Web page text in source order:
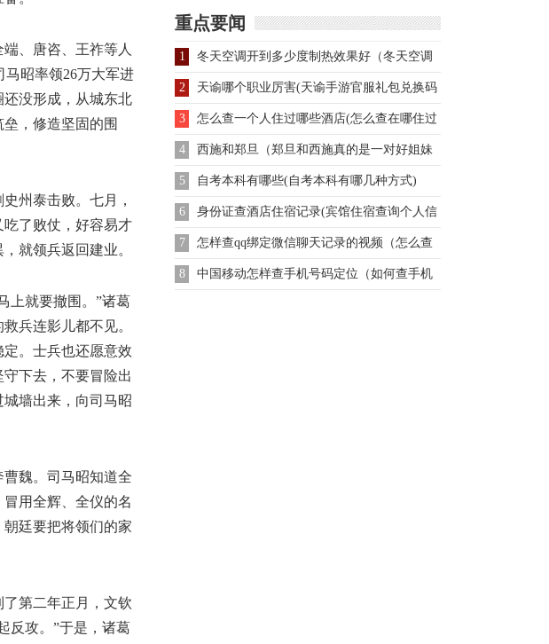
、唐咨、王祚等人
马昭率领26万大军进
没形成，从城东北
，修造坚固的围
州泰击败。七月，
了败仗，好容易才
就领兵返回建业。
上就要撤围。”诸葛
兵连影儿都不见。
。士兵也还愿意效
下去，不要冒险出
墙出来，向司马昭
魏。司马昭知道全
用全辉、全仪的名
廷要把将领们的家
第二年正月，文钦
反攻。”于是，诸葛
重点要闻
1 冬天空调开到多少度制热效果好（冬天空调
制热应该开多少度最合适）
2 天谕哪个职业厉害(天谕手游官服礼包兑换码
大全)
3 怎么查一个人住过哪些酒店(怎么查在哪住过
宾馆）
4 西施和郑旦（郑旦和西施真的是一对好姐妹
吗？）
5 自考本科有哪些(自考本科有哪几种方式)
6 身份证查酒店住宿记录(宾馆住宿查询个人信
息）
7 怎样查qq绑定微信聊天记录的视频（怎么查
他和别人的聊天记录）
8 中国移动怎样查手机号码定位（如何查手机